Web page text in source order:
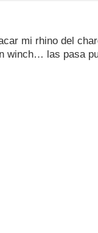
mi rhino del
winch… las pasa